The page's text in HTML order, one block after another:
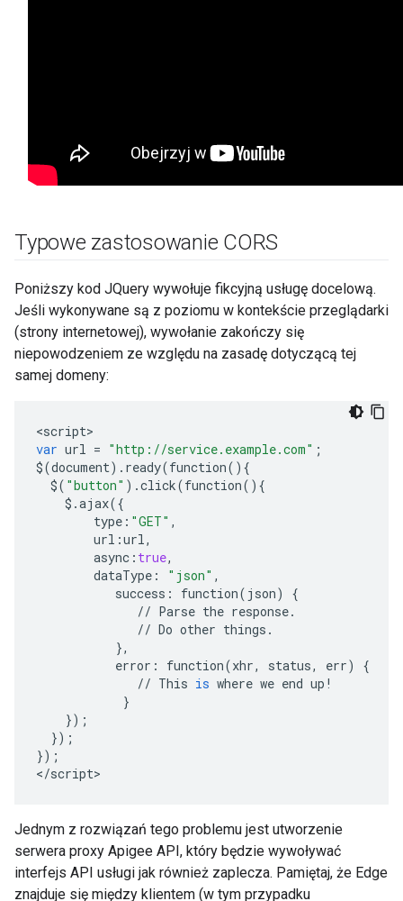
Typowe zastosowanie CORS
Poniższy kod JQuery wywołuje fikcyjną usługę docelową.
Jeśli wykonywane są z poziomu w kontekście przeglądarki
(strony internetowej), wywołanie zakończy się
niepowodzeniem ze względu na zasadę dotyczącą tej
samej domeny:
<script
var url = "http://service.example.com" ;
$(document) . ready(function(){
$( "button" ) .click(function(){
$.ajax({
type : "GET" ,
url :url,
async : true,
dataType : "json" ,
success : function( json)
{
// Parse the response.
// Do other things .
},
error : function(xhr, status, err)
{
// This is where we end up !
}
});
});
});
</script>
Jednym z rozwiązań tego problemu jest utworzenie
serwera proxy Apigee API, który będzie wywoływać
interfejs API usługi jak również zaplecza. Pamiętaj, że Edge
znajduje się między klientem (w tym przypadku